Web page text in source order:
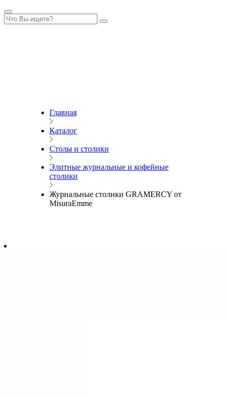
Главная
Каталог
Столы и столики
Элитные журнальные и кофейные
столики
Журнальные столики GRAMERCY от
MisuraEmme